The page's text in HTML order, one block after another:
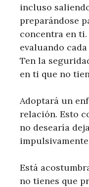
incluso
preparándose
concentra en
evaluando
Ten la
en ti que no
Adoptará un
relación. Esto
no desearía
Está
no tienes que